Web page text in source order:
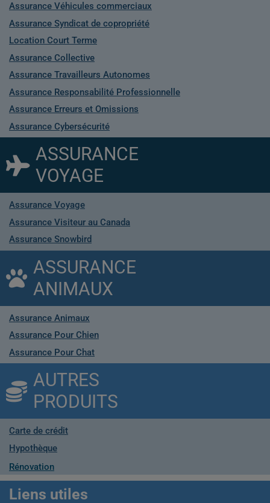
Assurance Véhicules commerciaux
Assurance Syndicat de copropriété
Location Court Terme
Assurance Collective
Assurance Travailleurs Autonomes
Assurance Responsabilité Professionnelle
Assurance Erreurs et Omissions
Assurance Cybersécurité
ASSURANCE
VOYAGE
Assurance Voyage
Assurance Visiteur au Canada
Assurance Snowbird
ASSURANCE
ANIMAUX
Assurance Animaux
Assurance Pour Chien
Assurance Pour Chat
AUTRES
PRODUITS
Carte de crédit
Hypothèque
Rénovation
Liens utiles